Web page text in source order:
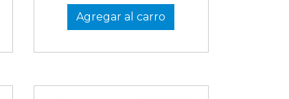
Agregar al carro